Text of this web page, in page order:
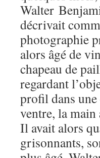
Walter
décrivait
photographie
alors âgé de
chapeau de
regardant
profil dans
ventre, la main
Il avait alors
grisonnants,